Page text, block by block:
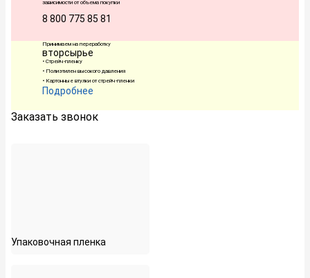
зависимости от объема покупки
8 800 775 85 81
Принимаем на переработку
вторсырье
• Стрейч-пленку
• Полиэтилен высокого давления
• Картонные втулки от стрейч-пленки
Подробнее
Заказать звонок
Упаковочная пленка